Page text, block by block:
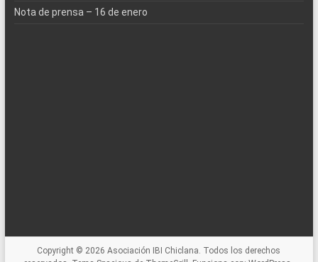
Nota de prensa – 16 de enero
Copyright © 2026Asociación IBI Chiclana . Todos los derechos